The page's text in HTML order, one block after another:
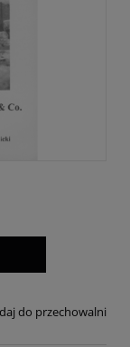
do przechowalni